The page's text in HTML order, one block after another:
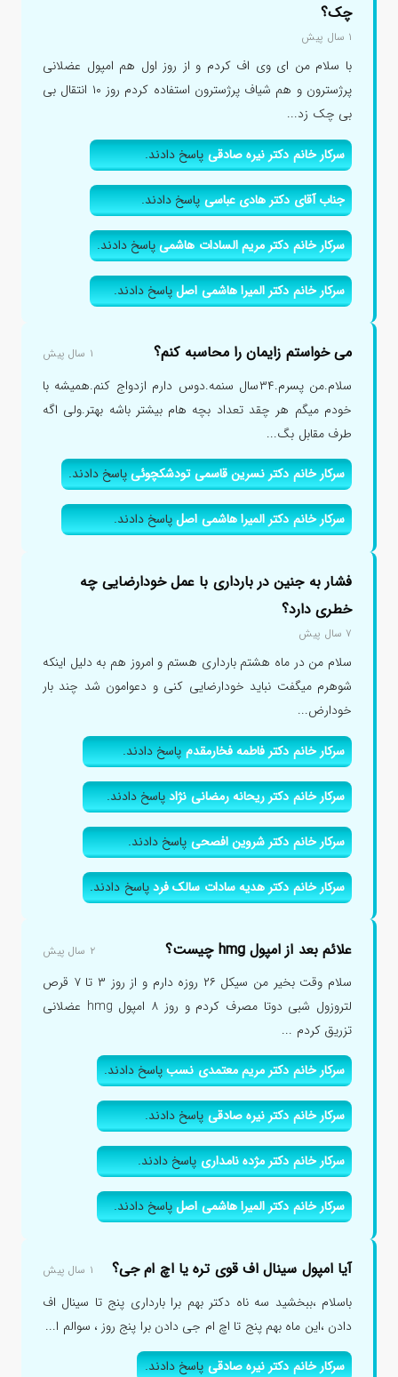
چک؟
۱ سال پیش
با سلام من ای وی اف کردم و از روز اول هم امپول عضلانی
پرژسترون و هم شیاف پرژسترون استفاده کردم روز ۱۰ انتقال بی
بی چک زد...
سرکار خانم دکتر نیره صادقیپاسخ دادند.
جناب آقای دکتر هادی عباسیپاسخ دادند.
سرکار خانم دکتر مریم السادات هاشمیپاسخ دادند.
سرکار خانم دکتر المیرا هاشمی اصلپاسخ دادند.
می خواستم زایمان را محاسبه کنم؟ ۱ سال پیش
سلام.من پسرم.۳۴سال سنمه.دوس دارم ازدواج کنم.همیشه با
خودم میگم هر چقد تعداد بچه هام بیشتر باشه بهتر.ولی اگه
طرف مقابل بگ...
سرکار خانم دکتر نسرین قاسمی تودشکچوئیپاسخ دادند.
سرکار خانم دکتر المیرا هاشمی اصلپاسخ دادند.
فشار به جنین در بارداری با عمل خودارضایی چه
خطری دارد؟
۷ سال پیش
سلام من در ماه هشتم بارداری هستم و امروز هم به دلیل اینکه
شوهرم میگفت نباید خودارضایی کنی و دعوامون شد چند بار
خودارض...
سرکار خانم دکتر فاطمه فخارمقدمپاسخ دادند.
سرکار خانم دکتر ریحانه رمضانی نژادپاسخ دادند.
سرکار خانم دکتر شروین افصحیپاسخ دادند.
سرکار خانم دکتر هدیه سادات سالک فردپاسخ دادند.
علائم بعد از امپول hmg چیست؟ ۲ سال پیش
سلام وقت بخیر من سیکل ۲۶ روزه دارم و از روز ۳ تا ۷ قرص
لتروزول شبی دوتا مصرف کردم و روز ۸ امپول hmg عضلانی
تزریق کردم ...
سرکار خانم دکتر مریم معتمدی نسبپاسخ دادند.
سرکار خانم دکتر نیره صادقیپاسخ دادند.
سرکار خانم دکتر مژده نامداریپاسخ دادند.
سرکار خانم دکتر المیرا هاشمی اصلپاسخ دادند.
آیا امپول سینال اف قوی تره یا اچ ام جی؟ ۱ سال پیش
باسلام ،ببخشید سه ناه دکتر بهم برا بارداری پنج تا سینال اف
دادن ،این ماه بهم پنج تا اچ ام جی دادن برا پنج روز ، سوالم ا...
سرکار خانم دکتر نیره صادقیپاسخ دادند.